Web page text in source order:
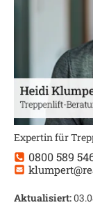
Expertin für
0800 589
Aktualisiert: